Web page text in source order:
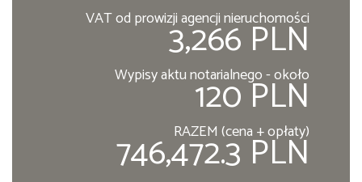
VAT od prowizji agencji nieruchomości
3,266 PLN
Wypisy aktu notarialnego - około
120 PLN
RAZEM (cena + opłaty)
746,472.3 PLN